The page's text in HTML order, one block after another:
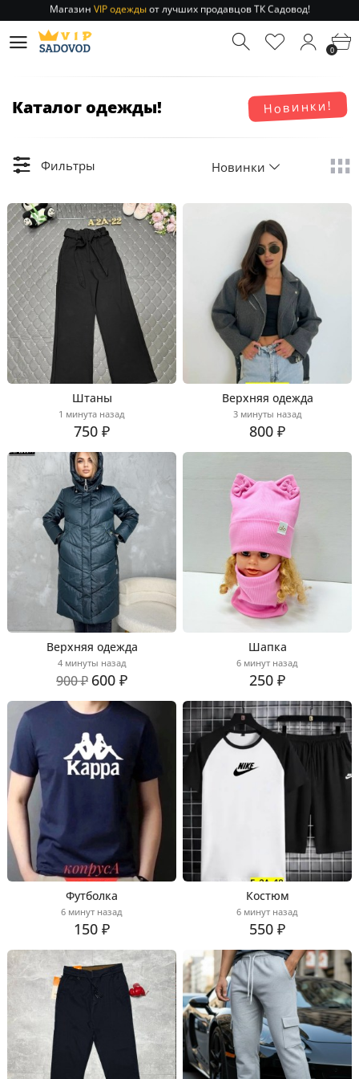
Отправление заказа 1-3 дняпо РФ и МСК!
Магазин
от лучших продавцов ТК Садовод!
0
Новинки!
Каталог одежды!
Фильтры Новинки
Штаны
1 минута назад
750 ₽
Верхняя одежда
3 минуты назад
800 ₽
Верхняя одежда
4 минуты назад
900 ₽ 600 ₽
Шапка
6 минут назад
250 ₽
Футболка
6 минут назад
150 ₽
Костюм
6 минут назад
550 ₽